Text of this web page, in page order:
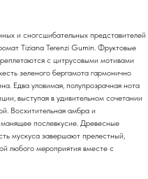
и сногсшибательных представителей
Tiziana Terenzi Gumin. Фруктовые
с цитрусовыми мотивами
зеленого бергамота гармонично
Едва уловимая, полупрозрачная нота
выступая в удивительном сочетании
Восхитительная амбра и
послевкусие. Древесные
мускуса завершают прелестный,
любого мероприятия вместе с